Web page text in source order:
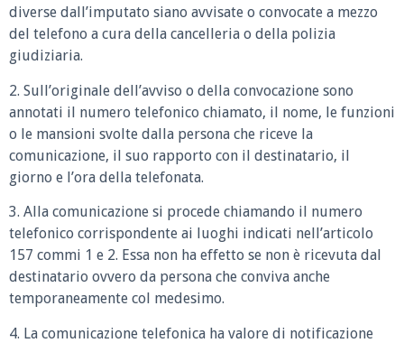
diverse dall’imputato siano avvisate o convocate a mezzo
del telefono a cura della cancelleria o della polizia
giudiziaria.
2. Sull’originale dell’avviso o della convocazione sono
annotati il numero telefonico chiamato, il nome, le funzioni
o le mansioni svolte dalla persona che riceve la
comunicazione, il suo rapporto con il destinatario, il
giorno e l’ora della telefonata.
3. Alla comunicazione si procede chiamando il numero
telefonico corrispondente ai luoghi indicati nell’articolo
157 commi 1 e 2. Essa non ha effetto se non è ricevuta dal
destinatario ovvero da persona che conviva anche
temporaneamente col medesimo.
4. La comunicazione telefonica ha valore di notificazione